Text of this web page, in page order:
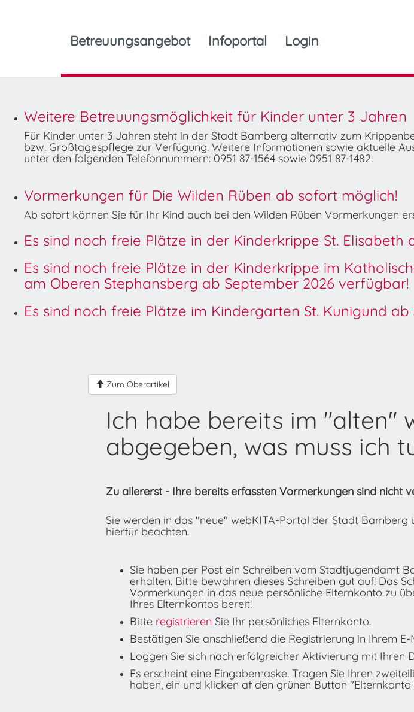
Betreuungsangebot Infoportal Login
Weitere Betreuungsmöglichkeit für Kinder unter 3 Jahren
Für Kinder unter 3 Jahren steht in der Stadt Bamberg alternativ zum
bzw. Großtagespflege zur Verfügung. Weitere Informationen sowie aktuelle
unter den folgenden Telefonnummern: 0951 87-1564 sowie 0951 87-1482.
Vormerkungen für Die Wilden Rüben ab sofort möglich!
Ab sofort können Sie für Ihr Kind auch bei den Wilden Rüben Vormerkungen
Es sind noch freie Plätze in der Kinderkrippe St.
Es sind noch freie Plätze in der Kinderkrippe im
am Oberen Stephansberg ab September 2026 verfügbar!
Es sind noch freie Plätze im Kindergarten St. Kunigund
Zum Oberartikel
Ich habe bereits im "alten"
abgegeben, was muss ich
Zu allererst - Ihre bereits erfassten Vormerkungen sind nicht
Sie werden in das "neue" webKITA-Portal der Stadt
hierfür beachten.
Sie haben per Post ein Schreiben vom Stadtjugendamt
erhalten. Bitte bewahren dieses Schreiben gut auf! Das
Vormerkungen in das neue persönliche Elternkonto zu
Ihres Elternkontos bereit!
Bitte registrieren Sie Ihr persönliches Elternkonto.
Bestätigen Sie anschließend die Registrierung in Ihrem
Loggen Sie sich nach erfolgreicher Aktivierung mit
Es erscheint eine Eingabemaske. Tragen Sie Ihren
haben, ein und klicken af den grünen Button